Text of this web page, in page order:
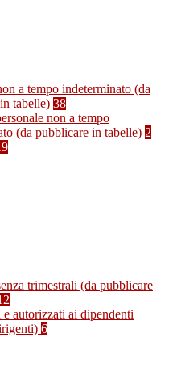
a tempo indeterminato (da
tabelle) 38
non a tempo
(da pubblicare in tabelle) 2
trimestrali (da pubblicare
autorizzati ai dipendenti
6